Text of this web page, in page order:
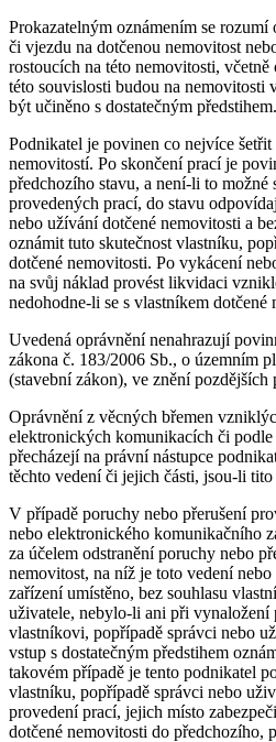
Prokazatelným oznámením se rozumí
či vjezdu na dotčenou nemovitost
rostoucích na této nemovitosti,
této souvislosti budou na nemovitosti
být učiněno s dostatečným předstihem.
Podnikatel je povinen co nejvíce
nemovitostí. Po skončení prací je
předchozího stavu, a není-li to možné
provedených prací, do stavu
nebo užívání dotčené nemovitosti a
oznámit tuto skutečnost vlastníku,
dotčené nemovitosti. Po vykácení
na svůj náklad provést likvidaci
nedohodne-li se s vlastníkem dotčené
Uvedená oprávnění nenahrazují
zákona č. 183/2006 Sb., o územním
(stavební zákon), ve znění pozdějších
Oprávnění z věcných břemen
elektronických komunikacích či
přecházejí na právní nástupce
těchto vedení či jejich části, jsou-li
V případě poruchy nebo přerušení
nebo elektronického komunikačního
za účelem odstranění poruchy nebo
nemovitost, na níž je toto vedení
zařízení umístěno, bez souhlasu
uživatele, nebylo-li ani při vynaložení
vlastníkovi, popřípadě správci nebo
vstup s dostatečným předstihem
takovém případě je tento podnikatel
vlastníku, popřípadě správci nebo
provedení prací, jejich místo
dotčené nemovitosti do předchozího,